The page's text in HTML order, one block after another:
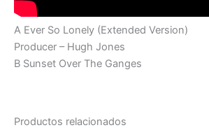
A Ever So Lonely (Extended Version)
Producer – Hugh Jones
B Sunset Over The Ganges
Productos relacionados